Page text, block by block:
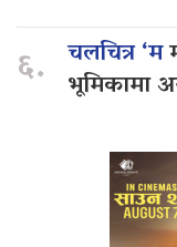
६. चलचित्र ‘म
भूमिकामा